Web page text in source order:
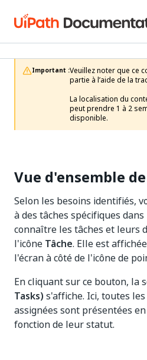
Important :Veuillez noter que ce
partie à l’aide de la
La localisation du
peut prendre 1 à 2
disponible.
Vue d'ensemble
Selon les besoins identifiés,
à des tâches spécifiques
connaître les tâches et leurs
l'icône Tâche. Elle est
l'écran à côté de l'icône de
En cliquant sur ce bouton, la
Tasks) s'affiche. Ici, toutes
assignées sont présentées
fonction de leur statut.